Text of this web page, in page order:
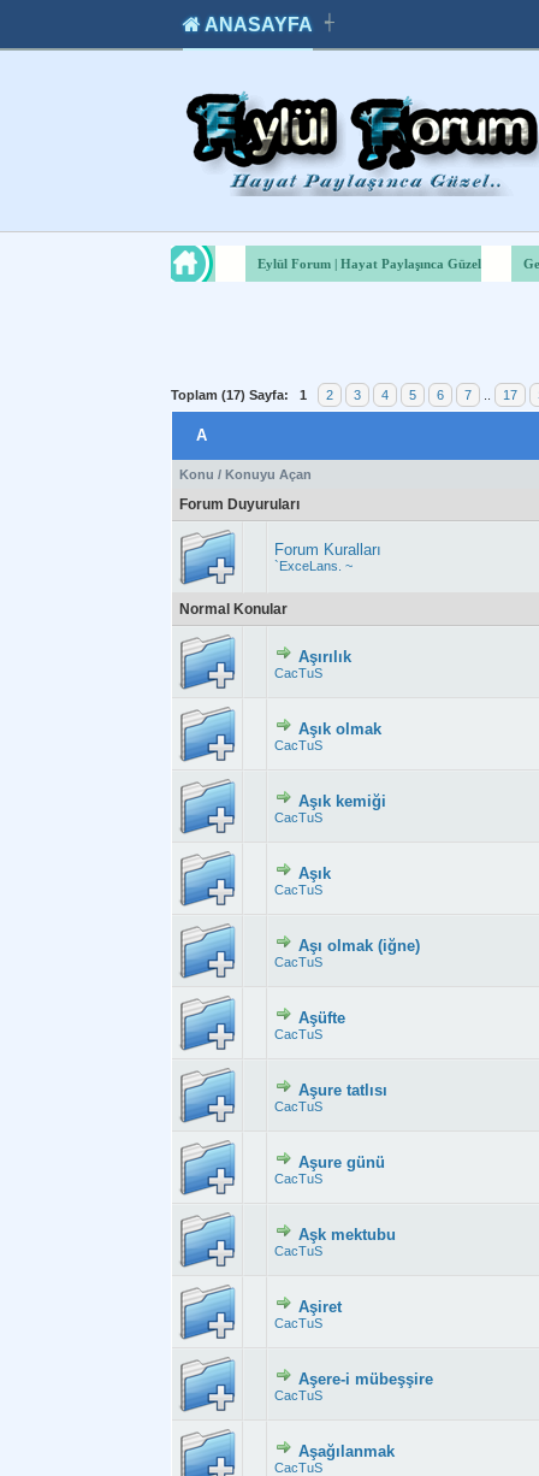
satın
takipçi
ANASAYFA ┽
Eylül Forum | Hayat Paylaşınca Güzel
Toplam (17) Sayfa: 1 2 3 4 5 6 7 17
A
Konu / Konuyu Açan
Forum Duyuruları
Forum Kuralları
`ExceLans. ~
Normal Konular
Aşırılık
CacTuS
Aşık olmak
CacTuS
Aşık kemiği
CacTuS
Aşık
CacTuS
Aşı olmak (iğne)
CacTuS
Aşüfte
CacTuS
Aşure tatlısı
CacTuS
Aşure günü
CacTuS
Aşk mektubu
CacTuS
Aşiret
CacTuS
Aşere-i mübeşşire
CacTuS
Aşağılanmak
CacTuS